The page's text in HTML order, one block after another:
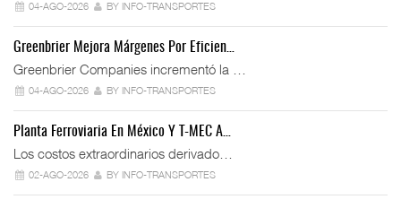
04-AGO-2026 BY INFO-TRANSPORTES
Greenbrier Mejora Márgenes Por Eficien…
Greenbrier Companies incrementó la …
04-AGO-2026 BY INFO-TRANSPORTES
Planta Ferroviaria En México Y T-MEC A…
Los costos extraordinarios derivado…
02-AGO-2026 BY INFO-TRANSPORTES